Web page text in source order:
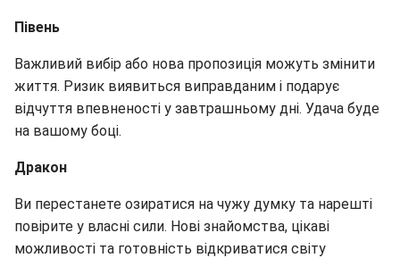
Півень
Важливий вибір або нова пропозиція можуть змінити
життя. Ризик виявиться виправданим і подарує
відчуття впевненості у завтрашньому дні. Удача буде
на вашому боці.
Дракон
Ви перестанете озиратися на чужу думку та нарешті
повірите у власні сили. Нові знайомства, цікаві
можливості та готовність відкриватися світу